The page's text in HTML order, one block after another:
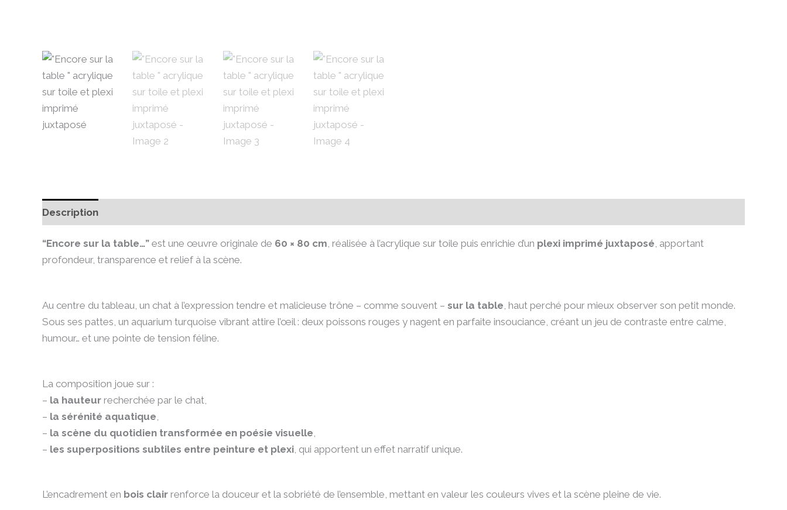
Description
“Encore sur la table…” est une œuvre originale de 60 × 80 cm, réalisée à l’acrylique sur toile puis enrichie d’un plexi imprimé juxtaposé, apportant
profondeur, transparence et relief à la scène.
Au centre du tableau, un chat à l’expression tendre et malicieuse trône – comme souvent – sur la table , haut perché pour mieux observer son petit monde.
Sous ses pattes, un aquarium turquoise vibrant attire l’œil : deux poissons rouges y nagent en parfaite insouciance, créant un jeu de contraste entre calme,
humour… et une pointe de tension féline.
La composition joue sur :
– la hauteur recherchée par le chat,
– la sérénité aquatique
– la scène du quotidien transformée en poésie visuelle
– les superpositions subtiles entre peinture et plexi , qui apportent un effet narratif unique.
L’encadrement en bois clair renforce la douceur et la sobriété de l’ensemble, mettant en valeur les couleurs vives et la scène pleine de vie.